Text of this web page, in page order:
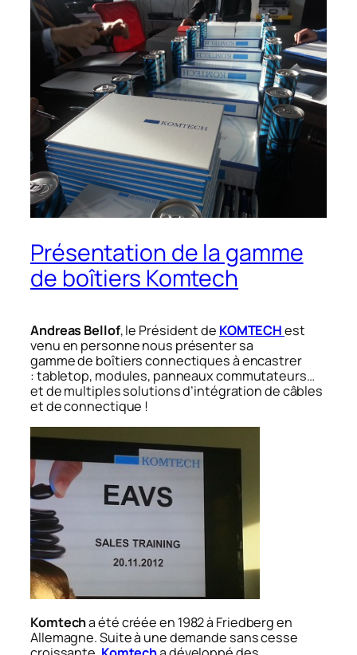
Présentation de la gamme
de boîtiers Komtech
Andreas Bellof, le Président de KOMTECHest
venu en personne nous présenter sa
gamme de boîtiers connectiques à encastrer
: tabletop, modules, panneaux commutateurs…
et de multiples solutions d’intégration de câbles
et de connectique !
Komtecha été créée en 1982 à Friedberg en
Allemagne. Suite à une demande sans cesse